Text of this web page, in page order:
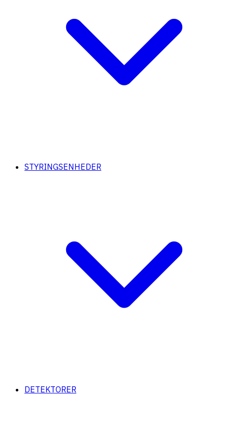
STYRINGSENHEDER
DETEKTORER